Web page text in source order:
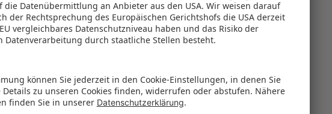
Wir benötigen Ihre Zustimmung, um
Wir verwenden Spotify, um Inhalte einzubetten.
Dieser Service kann Daten zu Ihren Aktivitäten
sammeln. Bitte lesen Sie die Details durch und